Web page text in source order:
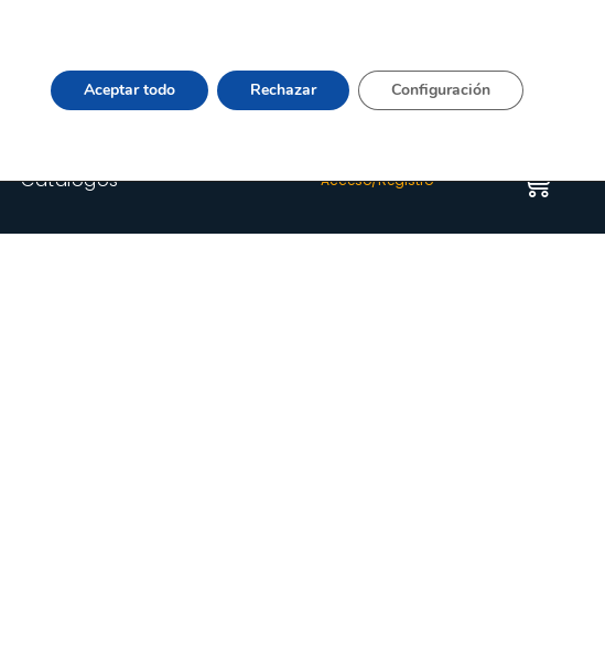
Quienes somos Happyblog Contacto
Catálogos Acceso/Registro
Aceptar todo Rechazar Configuración